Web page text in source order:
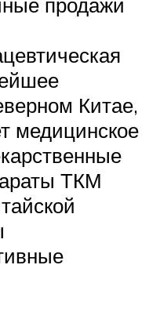
Китае,
медицинское
ТКМ